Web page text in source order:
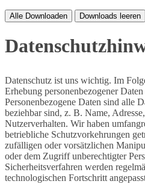
Alle Downloaden Downloads leeren
Datenschutz ist uns wichtig. Im
Erhebung personenbezogener
Personenbezogene Daten sind alle
beziehbar sind, z. B. Name,
Nutzerverhalten. Wir haben
betriebliche Schutzvorkehrungen
zufälligen oder vorsätzlichen
oder dem Zugriff unberechtigter
Sicherheitsverfahren werden
technologischen Fortschritt